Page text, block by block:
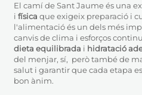
El camí de Sant Jaume és una
i física que exigeix preparació i
l'alimentacióés un dels més
canvis de clima i esforços
dieta equilibrada i hidratació
del menjar, sí, però també de
salut i garantir que cada etapa
bon ànim.